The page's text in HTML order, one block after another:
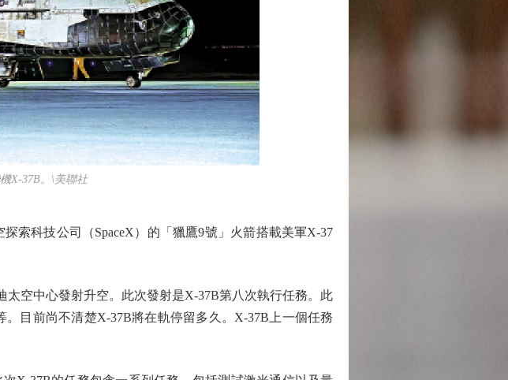
X-37B。\美聯社
科技公司（SpaceX）的「獵鷹9號」火箭搭載美軍X-37
空中心發射升空。此次發射是X-37B第八次執行任務。此
目前尚不清楚X-37B將在軌停留多久。X-37B上一個任務